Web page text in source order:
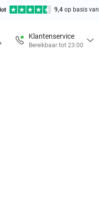
9,4 op basis van
Klantenservice
Bereikbaar tot 23:00